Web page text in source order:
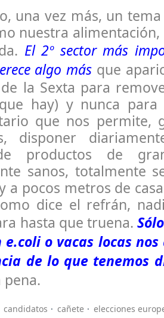
una vez más, un
nuestra
El 2º sector más
algo más que
la Sexta para
hay) y nunca
que nos permite,
disponer
productos de
sanos, totalmente
a pocos metros de
dice el refrán,
hasta que truena.
e.coli o vacas locas
de lo que tenemos
pena.
candidatos cañete
elecciones